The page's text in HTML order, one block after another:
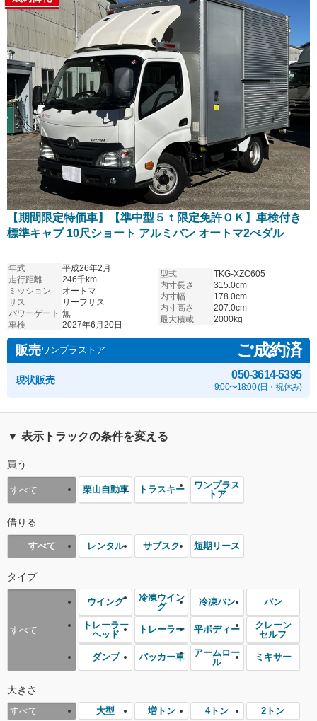
【期間限定特価車】【準中型５ｔ限定免許ＯＫ】車検付き
標準キャブ 10尺ショート アルミバン オートマ2ぺダル
年式
平成26年2月
走行距離
246千km
ミッション
オートマ
サス
リーフサス
パワーゲート 無
車検
2027年6月20日
型式
TKG-XZC605
内寸長さ
315.0cm
内寸幅
178.0cm
内寸高さ
207.0cm
最大積載
2000kg
販売ワンプラストア ご成約済
現状販売 050-3614-5395
9:00〜18:00 (日・祝休み)
▼ 表示トラックの条件を変える
買う
すべて 栗山自動車 トラスキー
ワンプラス
トア
借りる
すべて レンタル サブスク 短期リース
タイプ
すべて
ウイング
冷凍ウイン
グ
冷凍バン バン
トレーラー
ヘッド
トレーラー 平ボディー
クレーン
セルフ
ダンプ パッカー車
アームロー
ル
ミキサー
大きさ
すべて 大型 増トン 4トン 2トン